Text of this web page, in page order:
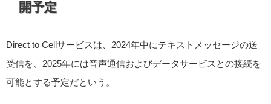
開予定
Direct to Cellサービスは、2024年中にテキストメッセージの送
受信を、2025年には音声通信およびデータサービスとの接続を
可能とする予定だという。